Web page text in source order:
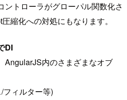
ントローラがグローパル関数化さ
縮化への対処にもなります。
DI
AngularJS内のさまざまなオブ
フィルター等)